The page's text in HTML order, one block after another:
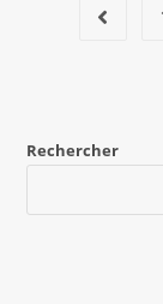
Go to
Rechercher